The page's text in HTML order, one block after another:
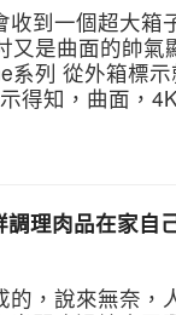
到一個超大箱
是曲面的帥
列 從外箱標
得知，曲面，
理肉品在家自
，說來無奈，